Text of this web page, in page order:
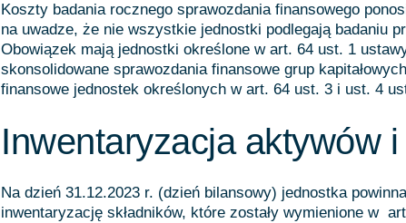
Koszty badania rocznego sprawozdania finansowego
na uwadze, że nie wszystkie jednostki podlegają badaniu
Obowiązek mają jednostki określone w art. 64 ust. 1
skonsolidowane sprawozdania finansowe grup
finansowe jednostek określonych w art. 64 ust. 3 i ust. 4
Inwentaryzacja aktywów
Na dzień 31.12.2023 r. (dzień bilansowy) jednostka
inwentaryzację składników, które zostały wymienione w